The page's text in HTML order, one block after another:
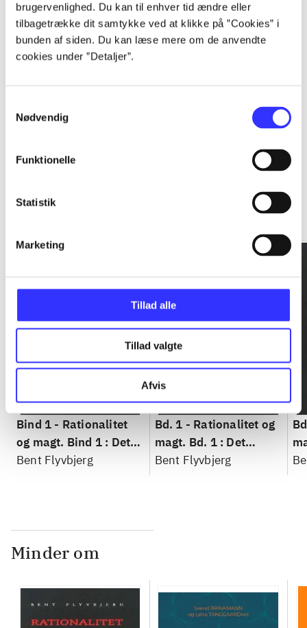
brugervenlighed. Du kan til enhver tid ændre eller
tilbagetrække dit samtykke ved at klikke på ”Cookies” i
bunden af siden. Du kan læse mere om de anvendte
cookies under ”Detaljer”.
Nødvendig
Funktionelle
Statistik
Marketing
Tillad alle
Tillad valgte
Afvis
...
Bind 1 - Rationalitet
og magt. Bind 1 : Det
konkretes videnskab
Bent Flyvbjerg
Bd. 1 - Rationalitet og
magt. Bd. 1 : Det
konkretes videnskab
Bent Flyvbjerg
Minder om